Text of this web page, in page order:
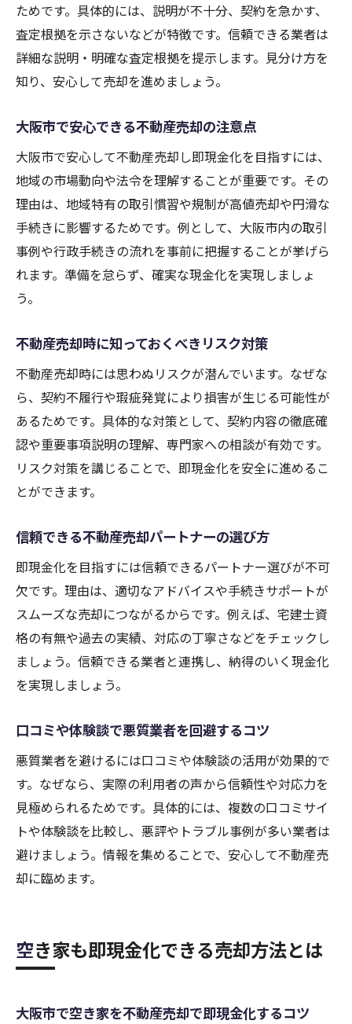
ためです。具体的には、説明が不十分、契約を急かす、
査定根拠を示さないなどが特徴です。信頼できる業者は
詳細な説明・明確な査定根拠を提示します。見分け方を
知り、安心して売却を進めましょう。
大阪市で安心できる不動産売却の注意点
大阪市で安心して不動産売却し即現金化を目指すには、
地域の市場動向や法令を理解することが重要です。その
理由は、地域特有の取引慣習や規制が高値売却や円滑な
手続きに影響するためです。例として、大阪市内の取引
事例や行政手続きの流れを事前に把握することが挙げら
れます。準備を怠らず、確実な現金化を実現しましょ
う。
不動産売却時に知っておくべきリスク対策
不動産売却時には思わぬリスクが潜んでいます。なぜな
ら、契約不履行や瑕疵発覚により損害が生じる可能性が
あるためです。具体的な対策として、契約内容の徹底確
認や重要事項説明の理解、専門家への相談が有効です。
リスク対策を講じることで、即現金化を安全に進めるこ
とができます。
信頼できる不動産売却パートナーの選び方
即現金化を目指すには信頼できるパートナー選びが不可
欠です。理由は、適切なアドバイスや手続きサポートが
スムーズな売却につながるからです。例えば、宅建士資
格の有無や過去の実績、対応の丁寧さなどをチェックし
ましょう。信頼できる業者と連携し、納得のいく現金化
を実現しましょう。
口コミや体験談で悪質業者を回避するコツ
悪質業者を避けるには口コミや体験談の活用が効果的で
す。なぜなら、実際の利用者の声から信頼性や対応力を
見極められるためです。具体的には、複数の口コミサイ
トや体験談を比較し、悪評やトラブル事例が多い業者は
避けましょう。情報を集めることで、安心して不動産売
却に臨めます。
空き家も即現金化できる売却方法とは
大阪市で空き家を不動産売却で即現金化するコツ